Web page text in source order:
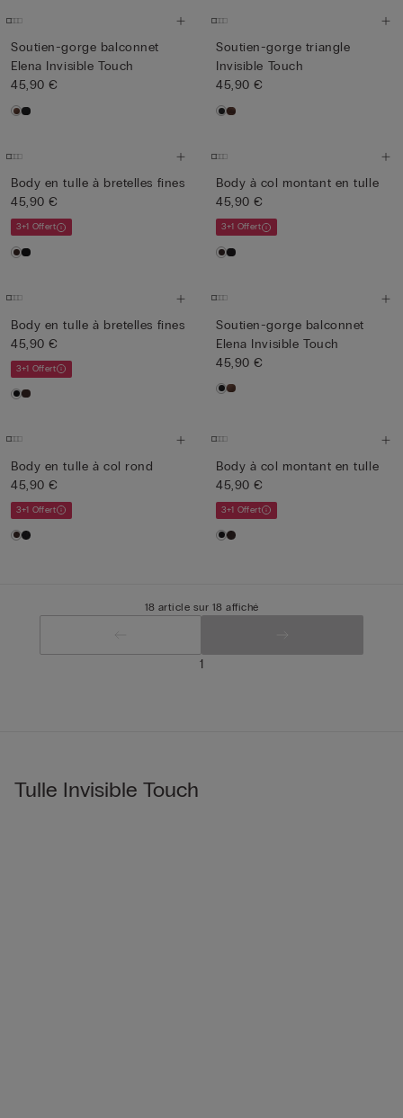
Soutien-gorge balconnet
Elena Invisible Touch
45,90 €
Soutien-gorge triangle
Invisible Touch
45,90 €
Body en tulle à bretelles fines
45,90 €
3+1 Offert
Body à col montant en tulle
45,90 €
3+1 Offert
Body en tulle à bretelles fines
45,90 €
3+1 Offert
Soutien-gorge balconnet
Elena Invisible Touch
45,90 €
Body en tulle à col rond
45,90 €
3+1 Offert
Body à col montant en tulle
45,90 €
3+1 Offert
18 article sur 18 affiché
1
Tulle Invisible Touch